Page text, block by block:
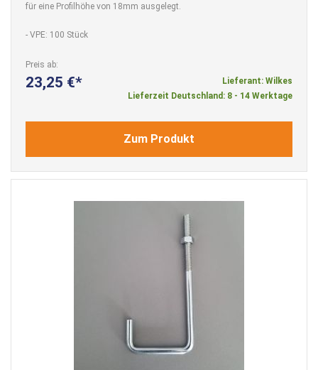
für eine Profilhöhe von 18mm ausgelegt.
- VPE: 100 Stück
Preis ab
23,25 €
Lieferant: Wilkes
Lieferzeit Deutschland: 8 - 14 Werktage
Zum Produkt